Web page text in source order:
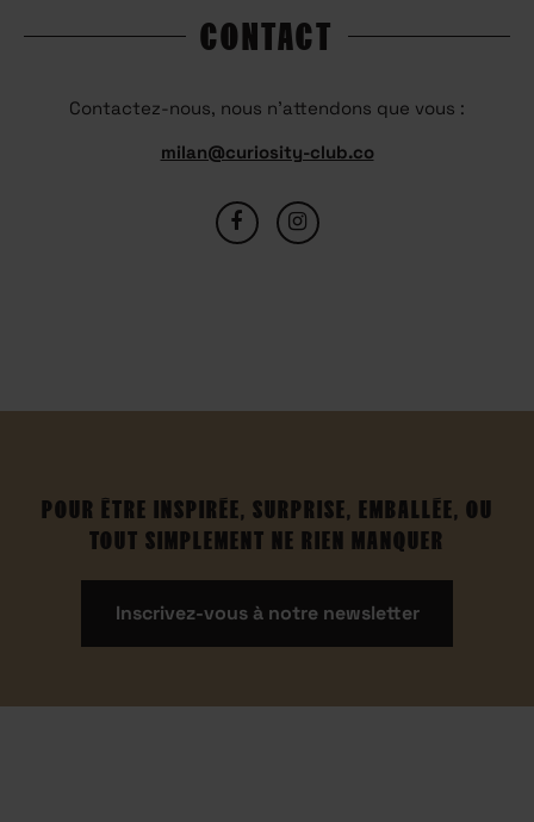
CONTACT
Contactez-nous, nous n’attendons que vous :
milan@curiosity-club.co
POUR ÊTRE INSPIRÉE, SURPRISE, EMBALLÉE, OU
TOUT SIMPLEMENT NE RIEN MANQUER
Inscrivez-vous à notre newsletter